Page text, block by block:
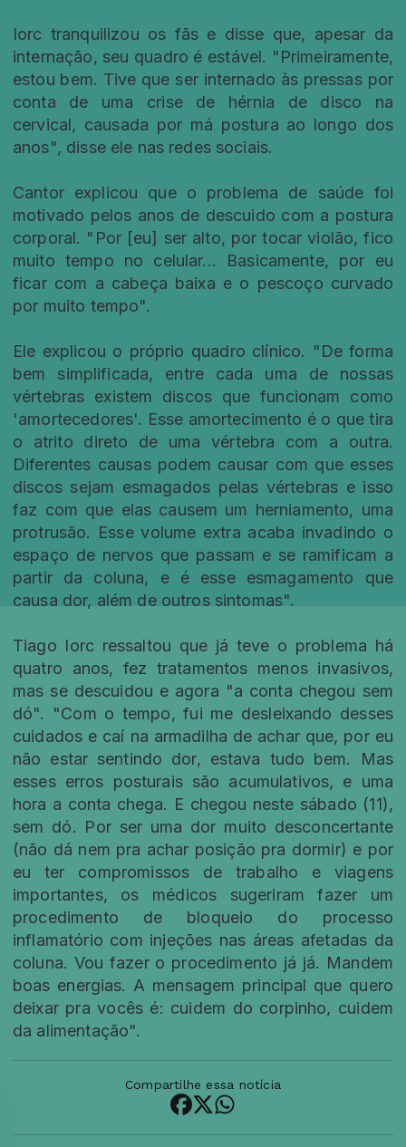
Iorc tranquilizou os fãs e disse que, apesar da
internação, seu quadro é estável. "Primeiramente,
estou bem. Tive que ser internado às pressas por
conta de uma crise de hérnia de disco na
cervical, causada por má postura ao longo dos
anos", disse ele nas redes sociais.
Cantor explicou que o problema de saúde foi
motivado pelos anos de descuido com a postura
corporal. "Por [eu] ser alto, por tocar violão, fico
muito tempo no celular... Basicamente, por eu
ficar com a cabeça baixa e o pescoço curvado
por muito tempo".
Ele explicou o próprio quadro clínico. "De forma
bem simplificada, entre cada uma de nossas
vértebras existem discos que funcionam como
'amortecedores'. Esse amortecimento é o que tira
o atrito direto de uma vértebra com a outra.
Diferentes causas podem causar com que esses
discos sejam esmagados pelas vértebras e isso
faz com que elas causem um herniamento, uma
protrusão. Esse volume extra acaba invadindo o
espaço de nervos que passam e se ramificam a
partir da coluna, e é esse esmagamento que
causa dor, além de outros sintomas".
Tiago Iorc ressaltou que já teve o problema há
quatro anos, fez tratamentos menos invasivos,
mas se descuidou e agora "a conta chegou sem
dó". "Com o tempo, fui me desleixando desses
cuidados e caí na armadilha de achar que, por eu
não estar sentindo dor, estava tudo bem. Mas
esses erros posturais são acumulativos, e uma
hora a conta chega. E chegou neste sábado (11),
sem dó. Por ser uma dor muito desconcertante
(não dá nem pra achar posição pra dormir) e por
eu ter compromissos de trabalho e viagens
importantes, os médicos sugeriram fazer um
procedimento de bloqueio do processo
inflamatório com injeções nas áreas afetadas da
coluna. Vou fazer o procedimento já já. Mandem
boas energias. A mensagem principal que quero
deixar pra vocês é: cuidem do corpinho, cuidem
da alimentação".
Compartilhe essa notícia